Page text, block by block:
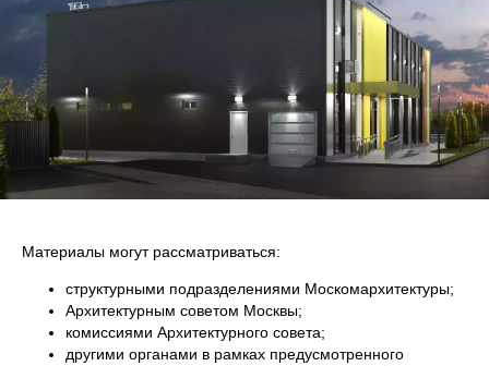
Материалы могут рассматриваться:
структурными подразделениями Москомархитектуры;
Архитектурным советом Москвы;
комиссиями Архитектурного совета;
другими органами в рамках предусмотренного